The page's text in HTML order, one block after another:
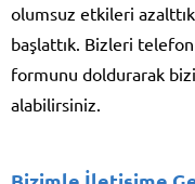
olumsuz etkileri
başlattık. Bizleri
formunu doldurarak
alabilirsiniz.